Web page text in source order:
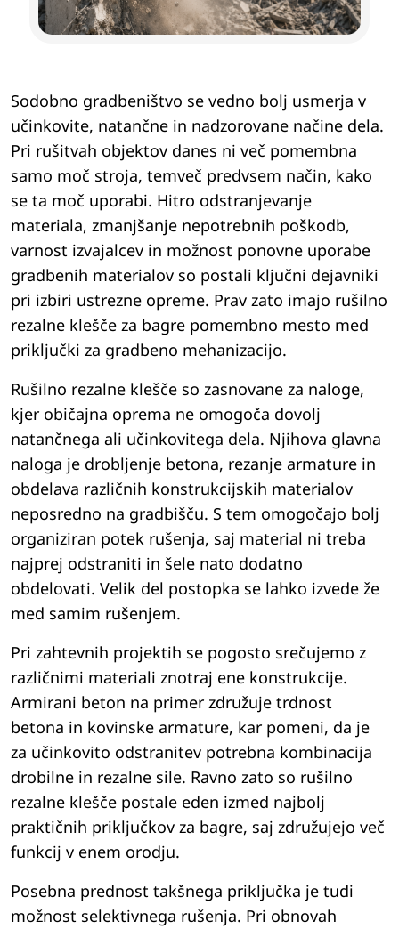
Sodobno gradbeništvo se vedno bolj usmerja v
učinkovite, natančne in nadzorovane načine dela.
Pri rušitvah objektov danes ni več pomembna
samo moč stroja, temveč predvsem način, kako
se ta moč uporabi. Hitro odstranjevanje
materiala, zmanjšanje nepotrebnih poškodb,
varnost izvajalcev in možnost ponovne uporabe
gradbenih materialov so postali ključni dejavniki
pri izbiri ustrezne opreme. Prav zato imajo rušilno
rezalne klešče za bagre pomembno mesto med
priključki za gradbeno mehanizacijo.
Rušilno rezalne klešče so zasnovane za naloge,
kjer običajna oprema ne omogoča dovolj
natančnega ali učinkovitega dela. Njihova glavna
naloga je drobljenje betona, rezanje armature in
obdelava različnih konstrukcijskih materialov
neposredno na gradbišču. S tem omogočajo bolj
organiziran potek rušenja, saj material ni treba
najprej odstraniti in šele nato dodatno
obdelovati. Velik del postopka se lahko izvede že
med samim rušenjem.
Pri zahtevnih projektih se pogosto srečujemo z
različnimi materiali znotraj ene konstrukcije.
Armirani beton na primer združuje trdnost
betona in kovinske armature, kar pomeni, da je
za učinkovito odstranitev potrebna kombinacija
drobilne in rezalne sile. Ravno zato so rušilno
rezalne klešče postale eden izmed najbolj
praktičnih priključkov za bagre, saj združujejo več
funkcij v enem orodju.
Posebna prednost takšnega priključka je tudi
možnost selektivnega rušenja. Pri obnovah